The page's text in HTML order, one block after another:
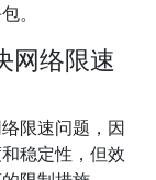
。
网络限速
限速问题，因
稳定性，但效